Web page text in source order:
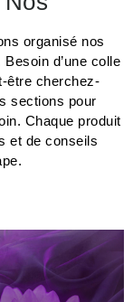
organisé nos
d’une colle
être cherchez-
sections pour
Chaque produit
et de conseils